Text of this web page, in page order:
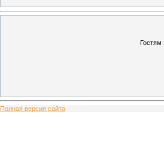
Гостям
Полная версия сайта